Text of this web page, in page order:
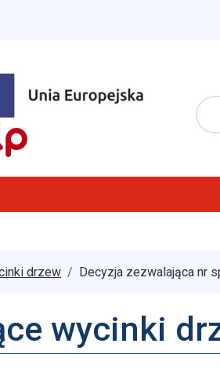
drzew Decyzja zezwalająca nr
wycinki